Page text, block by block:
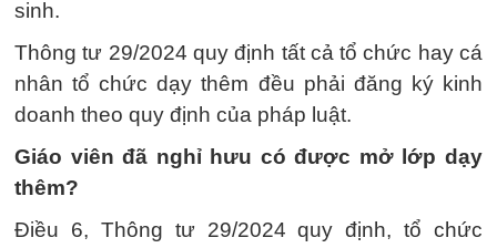
sinh.
Thông tư 29/2024 quy định tất cả tổ chức hay cá
nhân tổ chức dạy thêm đều phải đăng ký kinh
doanh theo quy định của pháp luật.
Giáo viên đã nghỉ hưu có được mở lớp dạy
thêm?
Điều 6, Thông tư 29/2024 quy định, tổ chức